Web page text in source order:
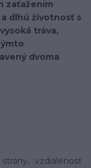
zaťažením
dlhú životnosť s
tráva,
dvoma
vzdialenosť